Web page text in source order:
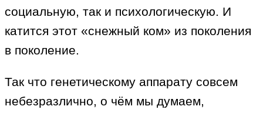
социальную, так и психологическую. И
катится этот «снежный ком» из поколения
в поколение.
Так что генетическому аппарату совсем
небезразлично, о чём мы думаем,